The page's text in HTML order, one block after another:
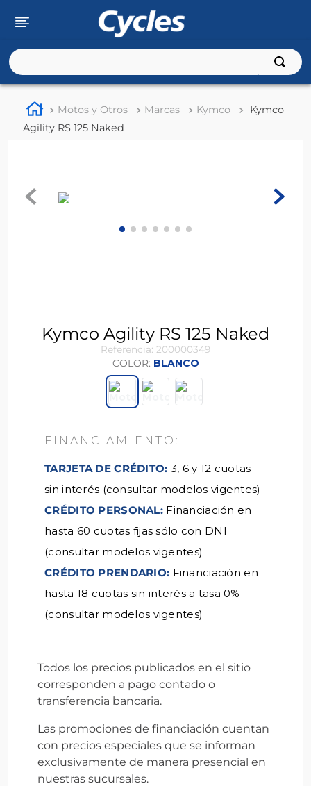
Buscar
Motos y Otros Marcas Kymco
Kymco
Agility RS 125 Naked
Kymco Agility RS 125 Naked
Referencia: 200000349
COLOR: BLANCO
TARJETA DE CRÉDITO: 3, 6 y 12 cuotas
sin interés (consultar modelos vigentes)
CRÉDITO PERSONAL: Financiación en
hasta 60 cuotas fijas sólo con DNI
(consultar modelos vigentes)
CRÉDITO PRENDARIO: Financiación en
hasta 18 cuotas sin interés a tasa 0%
(consultar modelos vigentes)
Todos los precios publicados en el sitio
corresponden a pago contado o
transferencia bancaria.
Las promociones de financiación cuentan
con precios especiales que se informan
exclusivamente de manera presencial en
nuestras sucursales.
1.
rouser
4.
125